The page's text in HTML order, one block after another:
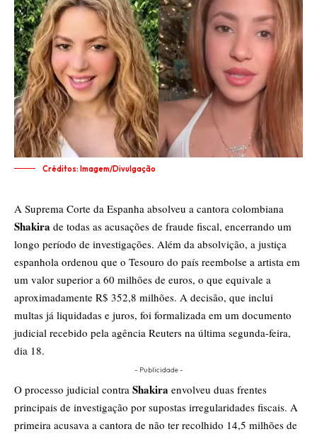
Créditos: Imagem/Divulgação
A Suprema Corte da Espanha absolveu a cantora colombiana
Shakira de todas as acusações de fraude fiscal, encerrando um
longo período de investigações. Além da absolvição, a justiça
espanhola ordenou que o Tesouro do país reembolse a artista em
um valor superior a 60 milhões de euros, o que equivale a
aproximadamente R$ 352,8 milhões. A decisão, que inclui
multas já liquidadas e juros, foi formalizada em um documento
judicial recebido pela agência Reuters na última segunda-feira,
dia 18.
- Publicidade -
O processo judicial contra Shakira envolveu duas frentes
principais de investigação por supostas irregularidades fiscais. A
primeira acusava a cantora de não ter recolhido 14,5 milhões de